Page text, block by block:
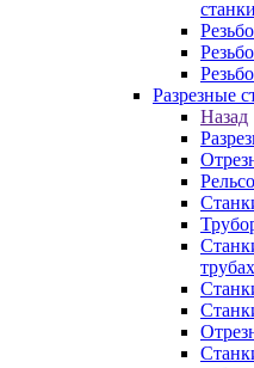
станки
Разрезные
Назад
трубаx